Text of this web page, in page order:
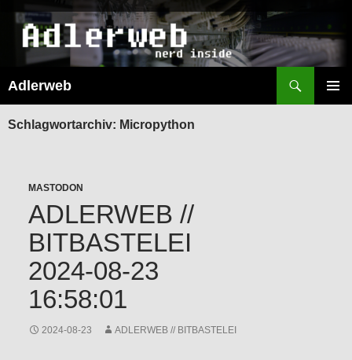
Adlerweb
SPRINGEN
Schlagwortarchiv: Micropython
MASTODON
ADLERWEB //
BITBASTELEI
2024-08-23
16:58:01
2024-08-23 ADLERWEB // BITBASTELEI